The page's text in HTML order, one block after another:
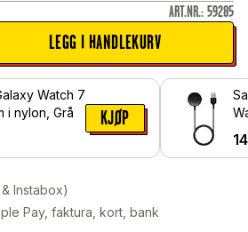
ART.NR.: 59285
LEGG I HANDLEKURV
Watch 7
i nylon, Grå
KJØP
Instabox)
Pay, faktura, kort, bank